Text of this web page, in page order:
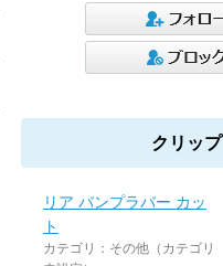
クリップ
リア バンプラバー カッ
ト
カテゴリ：その他（カテゴリ